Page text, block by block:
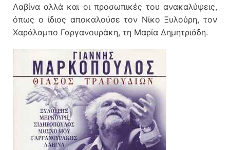
Λαβίνα αλλά και οι προσωπικές του ανακαλύψεις,
όπως ο ίδιος αποκαλούσε τον Νίκο Ξυλούρη, τον
Χαράλαμπο Γαργανουράκη, τη Μαρία Δημητριάδη.